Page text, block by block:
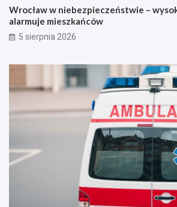
Wrocław w niebezpieczeństwie –
alarmuje mieszkańców
5 sierpnia 2026